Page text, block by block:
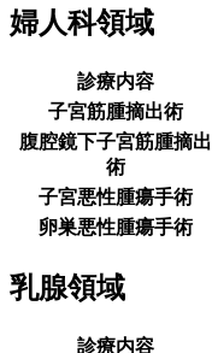
婦人科領域
診療内容
子宮筋腫摘出術
腹腔鏡下子宮筋腫摘出
術
子宮悪性腫瘍手術
卵巣悪性腫瘍手術
乳腺領域
診療内容